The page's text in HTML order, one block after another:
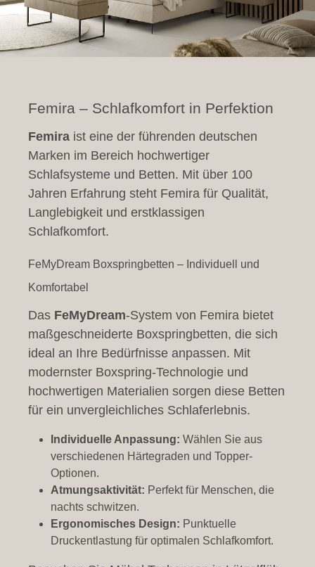
Femira – Schlafkomfort in Perfektion
Femira ist eine der führenden deutschen
Marken im Bereich hochwertiger
Schlafsysteme und Betten. Mit über 100
Jahren Erfahrung steht Femira für Qualität,
Langlebigkeit und erstklassigen
Schlafkomfort.
FeMyDream Boxspringbetten – Individuell und
Komfortabel
Das FeMyDream-System von Femira bietet
maßgeschneiderte Boxspringbetten, die sich
ideal an Ihre Bedürfnisse anpassen. Mit
modernster Boxspring-Technologie und
hochwertigen Materialien sorgen diese Betten
für ein unvergleichliches Schlaferlebnis.
Individuelle Anpassung: Wählen Sie aus
verschiedenen Härtegraden und Topper-
Optionen.
Atmungsaktivität: Perfekt für Menschen, die
nachts schwitzen.
Ergonomisches Design: Punktuelle
Druckentlastung für optimalen Schlafkomfort.